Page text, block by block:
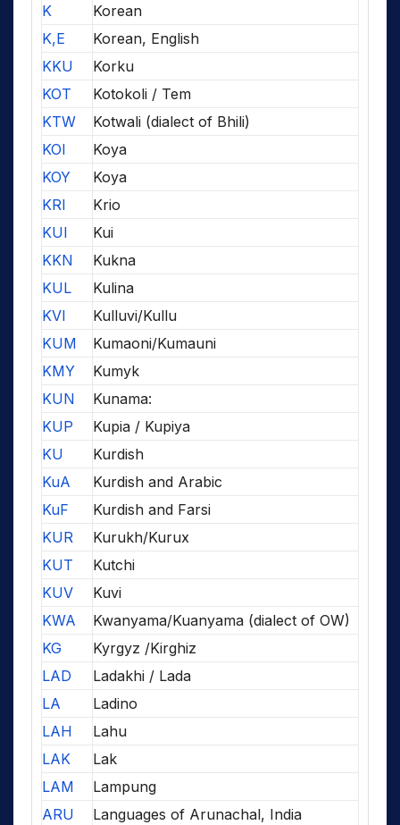
K
Korean
K,E
Korean, English
KKU
Korku
KOT
Kotokoli / Tem
KTW
Kotwali (dialect of Bhili)
KOI
Koya
KOY
Koya
KRI
Krio
KUI
Kui
KKN
Kukna
KUL
Kulina
KVI
Kulluvi/Kullu
KUM
Kumaoni/Kumauni
KMY
Kumyk
KUN
Kunama:
KUP
Kupia / Kupiya
KU
Kurdish
KuA
Kurdish and Arabic
KuF
Kurdish and Farsi
KUR
Kurukh/Kurux
KUT
Kutchi
KUV
Kuvi
KWA
Kwanyama/Kuanyama (dialect of OW)
KG
Kyrgyz /Kirghiz
LAD
Ladakhi / Lada
LA
Ladino
LAH
Lahu
LAK
Lak
LAM
Lampung
ARU
Languages of Arunachal, India